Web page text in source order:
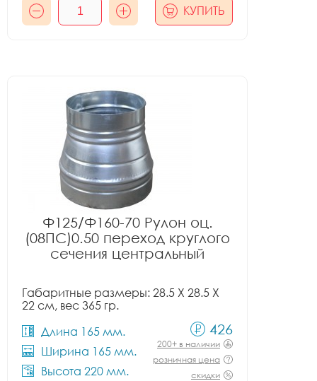
КУПИТЬ
Ф125/Ф160-70 Рулон оц.
(08ПС)0.50 переход круглого
сечения центральный
Габаритные размеры: 28.5 X 28.5 X
22 см, вес 365 гр.
Длина 165 мм.
Ширина 165 мм.
Высота 220 мм.
426
200+ в наличии
розничная цена
скидки